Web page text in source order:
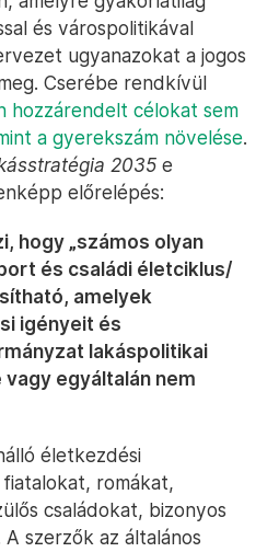
és várospolitikával
ugyanazokat a jogos
Cserébe rendkívül
hozzárendelt célokat sem
a gyerekszám növelése.
2035 e
előrelépés:
hogy „számos olyan
és családi életciklus/
amelyek
igényeit és
lakáspolitikai
egyáltalán nem
életkezdési
romákat,
családokat, bizonyos
szerzők az általános